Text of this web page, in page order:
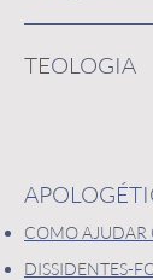
TEOLOGIA
COMO AJUDAR
DISSIDENTES-